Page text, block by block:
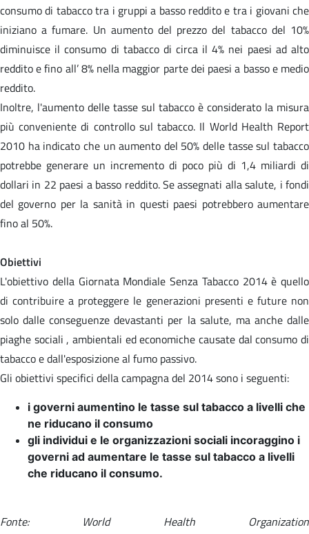
consumo di tabacco tra i gruppi a basso reddito e tra i giovani che
iniziano a fumare. Un aumento del prezzo del tabacco del 10%
diminuisce il consumo di tabacco di circa il 4% nei paesi ad alto
reddito e fino all’ 8% nella maggior parte dei paesi a basso e medio
reddito.
Inoltre, l'aumento delle tasse sul tabacco è considerato la misura
più conveniente di controllo sul tabacco. Il World Health Report
2010 ha indicato che un aumento del 50% delle tasse sul tabacco
potrebbe generare un incremento di poco più di 1,4 miliardi di
dollari in 22 paesi a basso reddito. Se assegnati alla salute, i fondi
del governo per la sanità in questi paesi potrebbero aumentare
fino al 50%.
Obiettivi
L'obiettivo della Giornata Mondiale Senza Tabacco 2014 è quello
di contribuire a proteggere le generazioni presenti e future non
solo dalle conseguenze devastanti per la salute, ma anche dalle
piaghe sociali , ambientali ed economiche causate dal consumo di
tabacco e dall'esposizione al fumo passivo.
Gli obiettivi specifici della campagna del 2014 sono i seguenti:
i governi aumentino le tasse sul tabacco a livelli che
ne riducano il consumo
gli individui e le organizzazioni sociali incoraggino i
governi ad aumentare le tasse sul tabacco a livelli
che riducano il consumo.
Fonte: World Health Organization